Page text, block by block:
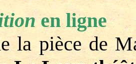
en ligne
la pièce de